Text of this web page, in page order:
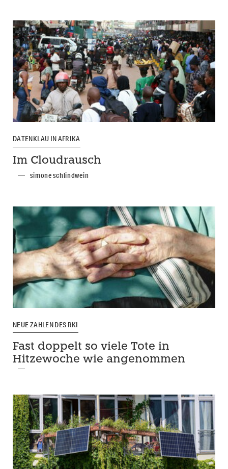
DATENKLAU IN AFRIKA
Im Cloudrausch
simone schlindwein
NEUE ZAHLEN DES RKI
Fast doppelt so viele Tote in
Hitzewoche wie angenommen